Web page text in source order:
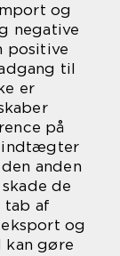
og
negative
positive
til
er
på
indtægter
anden
de
tab af
og
gøre